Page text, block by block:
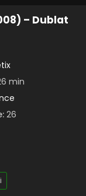
– Dublat
min
26